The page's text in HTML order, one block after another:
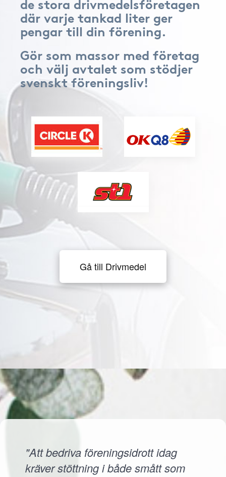
där varje tankad liter ger
pengar till din förening.
Gör som massor med företag
och välj avtalet som stödjer
svenskt föreningsliv!
Gå till Drivmedel
"Att bedriva föreningsidrott idag
kräver stöttning i både smått som